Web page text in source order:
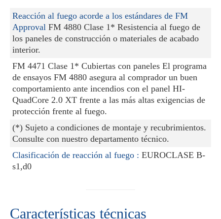
Reacción al fuego acorde a los estándares de FM
Approval FM 4880 Clase 1* Resistencia al fuego de
los paneles de construcción o materiales de acabado
interior.
FM 4471 Clase 1* Cubiertas con paneles El programa
de ensayos FM 4880 asegura al comprador un buen
comportamiento ante incendios con el panel HI-
QuadCore 2.0 XT frente a las más altas exigencias de
protección frente al fuego.
(*) Sujeto a condiciones de montaje y recubrimientos.
Consulte con nuestro departamento técnico.
Clasificación de reacción al fuego : EUROCLASE B-
s1,d0
Características técnicas